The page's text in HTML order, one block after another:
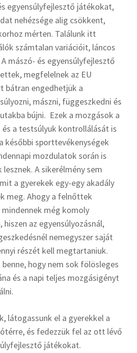
egyensúlyfejlesztő játékokat,
nehézsége alig csökkent,
mérten. Találunk itt
számtalan variációit, láncos
mászó- és egyensúlyfejlesztő
megfelelnek az EU
bátran engedhetjük a
mászni, függeszkedni és
bújni. Ezek a mozgások a
a testsúlyuk kontrollálását is
későbbi sporttevékenységek
mozdulatok során is
lesznek. A sikerélmény sem
a gyerekek egy-egy akadály
meg. Ahogy a felnőttek
még komoly
az egyensúlyozásnál,
nemegyszer saját
részét kell megtartaniuk.
hogy nem sok fölösleges
és a napi teljes mozgásigényt
látogassunk el a gyerekkel a
és fedezzük fel az ott lévő
játékokat.